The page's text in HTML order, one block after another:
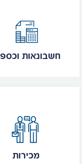
חשבונאות
מכירות